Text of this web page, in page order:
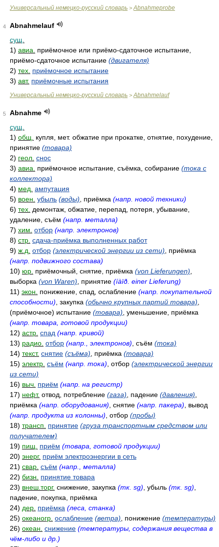
Универсальный немецко-русский словарь > Abnahmeprobe
4
Abnahmelauf
сущ.
1) авиа.
приёмочное или приёмо-сдаточное испытание,
приёмо-сдаточное испытание (двигателя)
2) тех. приёмочное испытание
3) авт. приёмочные испытания
Универсальный немецко-русский словарь > Abnahmelauf
5
Abnahme
сущ.
1) общ.
купля, мет. обжатие при прокатке, отнятие, похудение,
принятие (товара)
2) геол. снос
3) авиа. приёмочное испытание, съёмка, собирание (тока с
коллектора)
4) мед. ампутация
5) воен. убыль (воды) , приёмка (напр. новой техники)
6) тех. демонтаж, обжатие, перепад, потеря, убывание,
удаление, съём (напр. металла)
7) хим. отбор (напр. электронов)
8) стр. сдача-приёмка выполненных работ
9) ж.д. отбор (электрической энергии из сети) , приёмка
(напр. подвижного состава)
10) юр. приёмочный, снятие, приёмка (von Lieferungen)
выборка (von Waren) , принятие (íàïð. einer Lieferung)
11) экон. понижение, спад, ослабление (напр. покупательной
способности) , закупка (обычно крупных партий товара)
(приёмочное) испытание (товара) , уменьшение, приёмка
(напр. товара, готовой продукции)
12) астр. спад (напр. кривой)
13) радио. отбор (напр., электронов) , съём (тока)
14) текст. снятие (съёма) , приёмка (товара)
15) электр. съём (напр. тока) , отбор (электрической энергии
из сети)
16) выч. приём (напр. на регистр)
17) нефт. отвод, потребление (газа) , падение (давления)
приёмка (напр. оборудования) , снятие (напр. пакера) , вывод
(напр. продукта из колонны) , отбор (пробы)
18) трансп. принятие (груза транспортным средством или
получателем)
19) пищ. приём (товара, готовой продукции)
20) энерг. приём электроэнергии в сеть
21) свар. съём (напр., металла)
22) бизн.
принятие товара
23) внеш.торг. снижение, закупка (тк. sg) , убыль (тк. sg)
падение, покупка, приёмка
24) дер. приёмка (леса, станка)
25) океаногр. ослабление (ветра) , понижение (температуры)
26) океан. снижение (температуры, содержания вещества в
чём-либо и др.)